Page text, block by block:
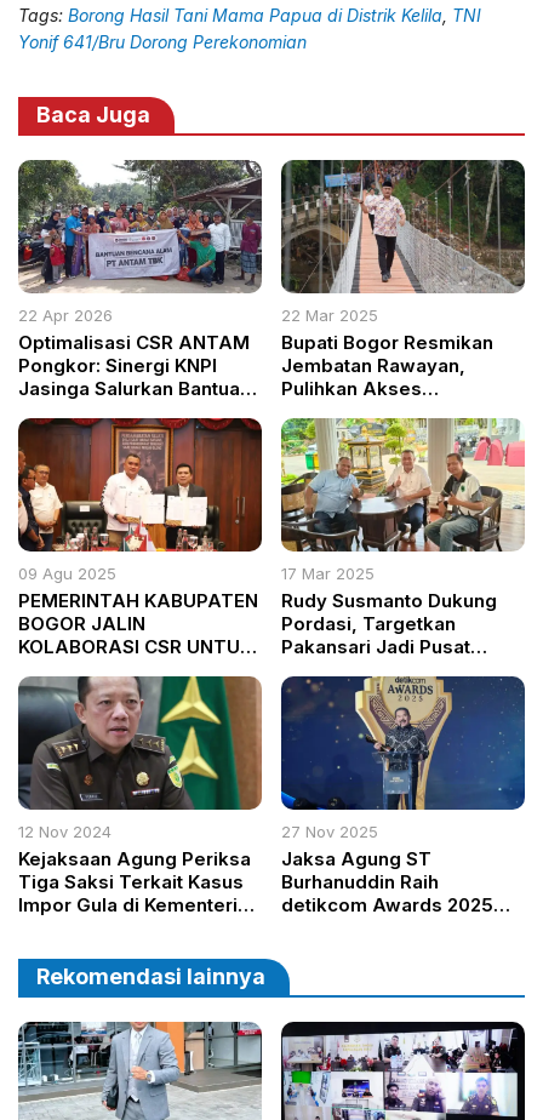
Tags: Borong Hasil Tani Mama Papua di Distrik Kelila TNI
Yonif 641/Bru Dorong Perekonomian
Baca Juga
22 Apr 2026
Optimalisasi CSR ANTAM
Pongkor: Sinergi KNPI
Jasinga Salurkan Bantuan
Longsor di Desa Pangaur
22 Mar 2025
Bupati Bogor Resmikan
Jembatan Rawayan,
Pulihkan Akses
Pascabanjir Bandang
09 Agu 2025
PEMERINTAH KABUPATEN
BOGOR JALIN
KOLABORASI CSR UNTUK
PEMUDA KNPI CILEUNGSI
17 Mar 2025
Rudy Susmanto Dukung
Pordasi, Targetkan
Pakansari Jadi Pusat
12 Nov 2024
Kejaksaan Agung Periksa
Tiga Saksi Terkait Kasus
Impor Gula di Kementerian
27 Nov 2025
Jaksa Agung ST
Burhanuddin Raih
detikcom Awards 2025
Hukum
Rekomendasi lainnya